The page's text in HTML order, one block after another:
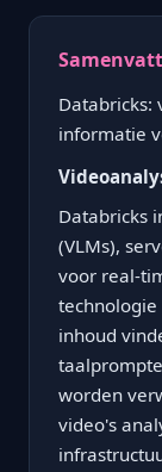
Databricks:
informatie
Databricks
(VLMs),
voor real-
inhoud
worden
video's